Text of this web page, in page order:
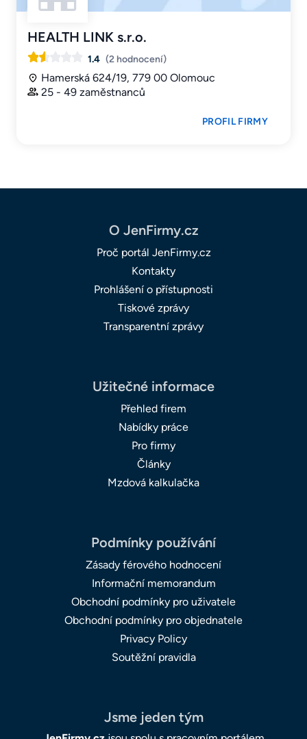
HEALTH LINK s.r.o.
1.4 (2 hodnocení)
Hamerská 624/19, 779 00 Olomouc
25 - 49 zaměstnanců
PROFIL FIRMY
O JenFirmy.cz
Proč portál JenFirmy.cz
Kontakty
Prohlášení o přístupnosti
Tiskové zprávy
Transparentní zprávy
Užitečné informace
Přehled firem
Nabídky práce
Pro firmy
Články
Mzdová kalkulačka
Podmínky používání
Zásady férového hodnocení
Informační memorandum
Obchodní podmínky pro uživatele
Obchodní podmínky pro objednatele
Privacy Policy
Soutěžní pravidla
Jsme jeden tým